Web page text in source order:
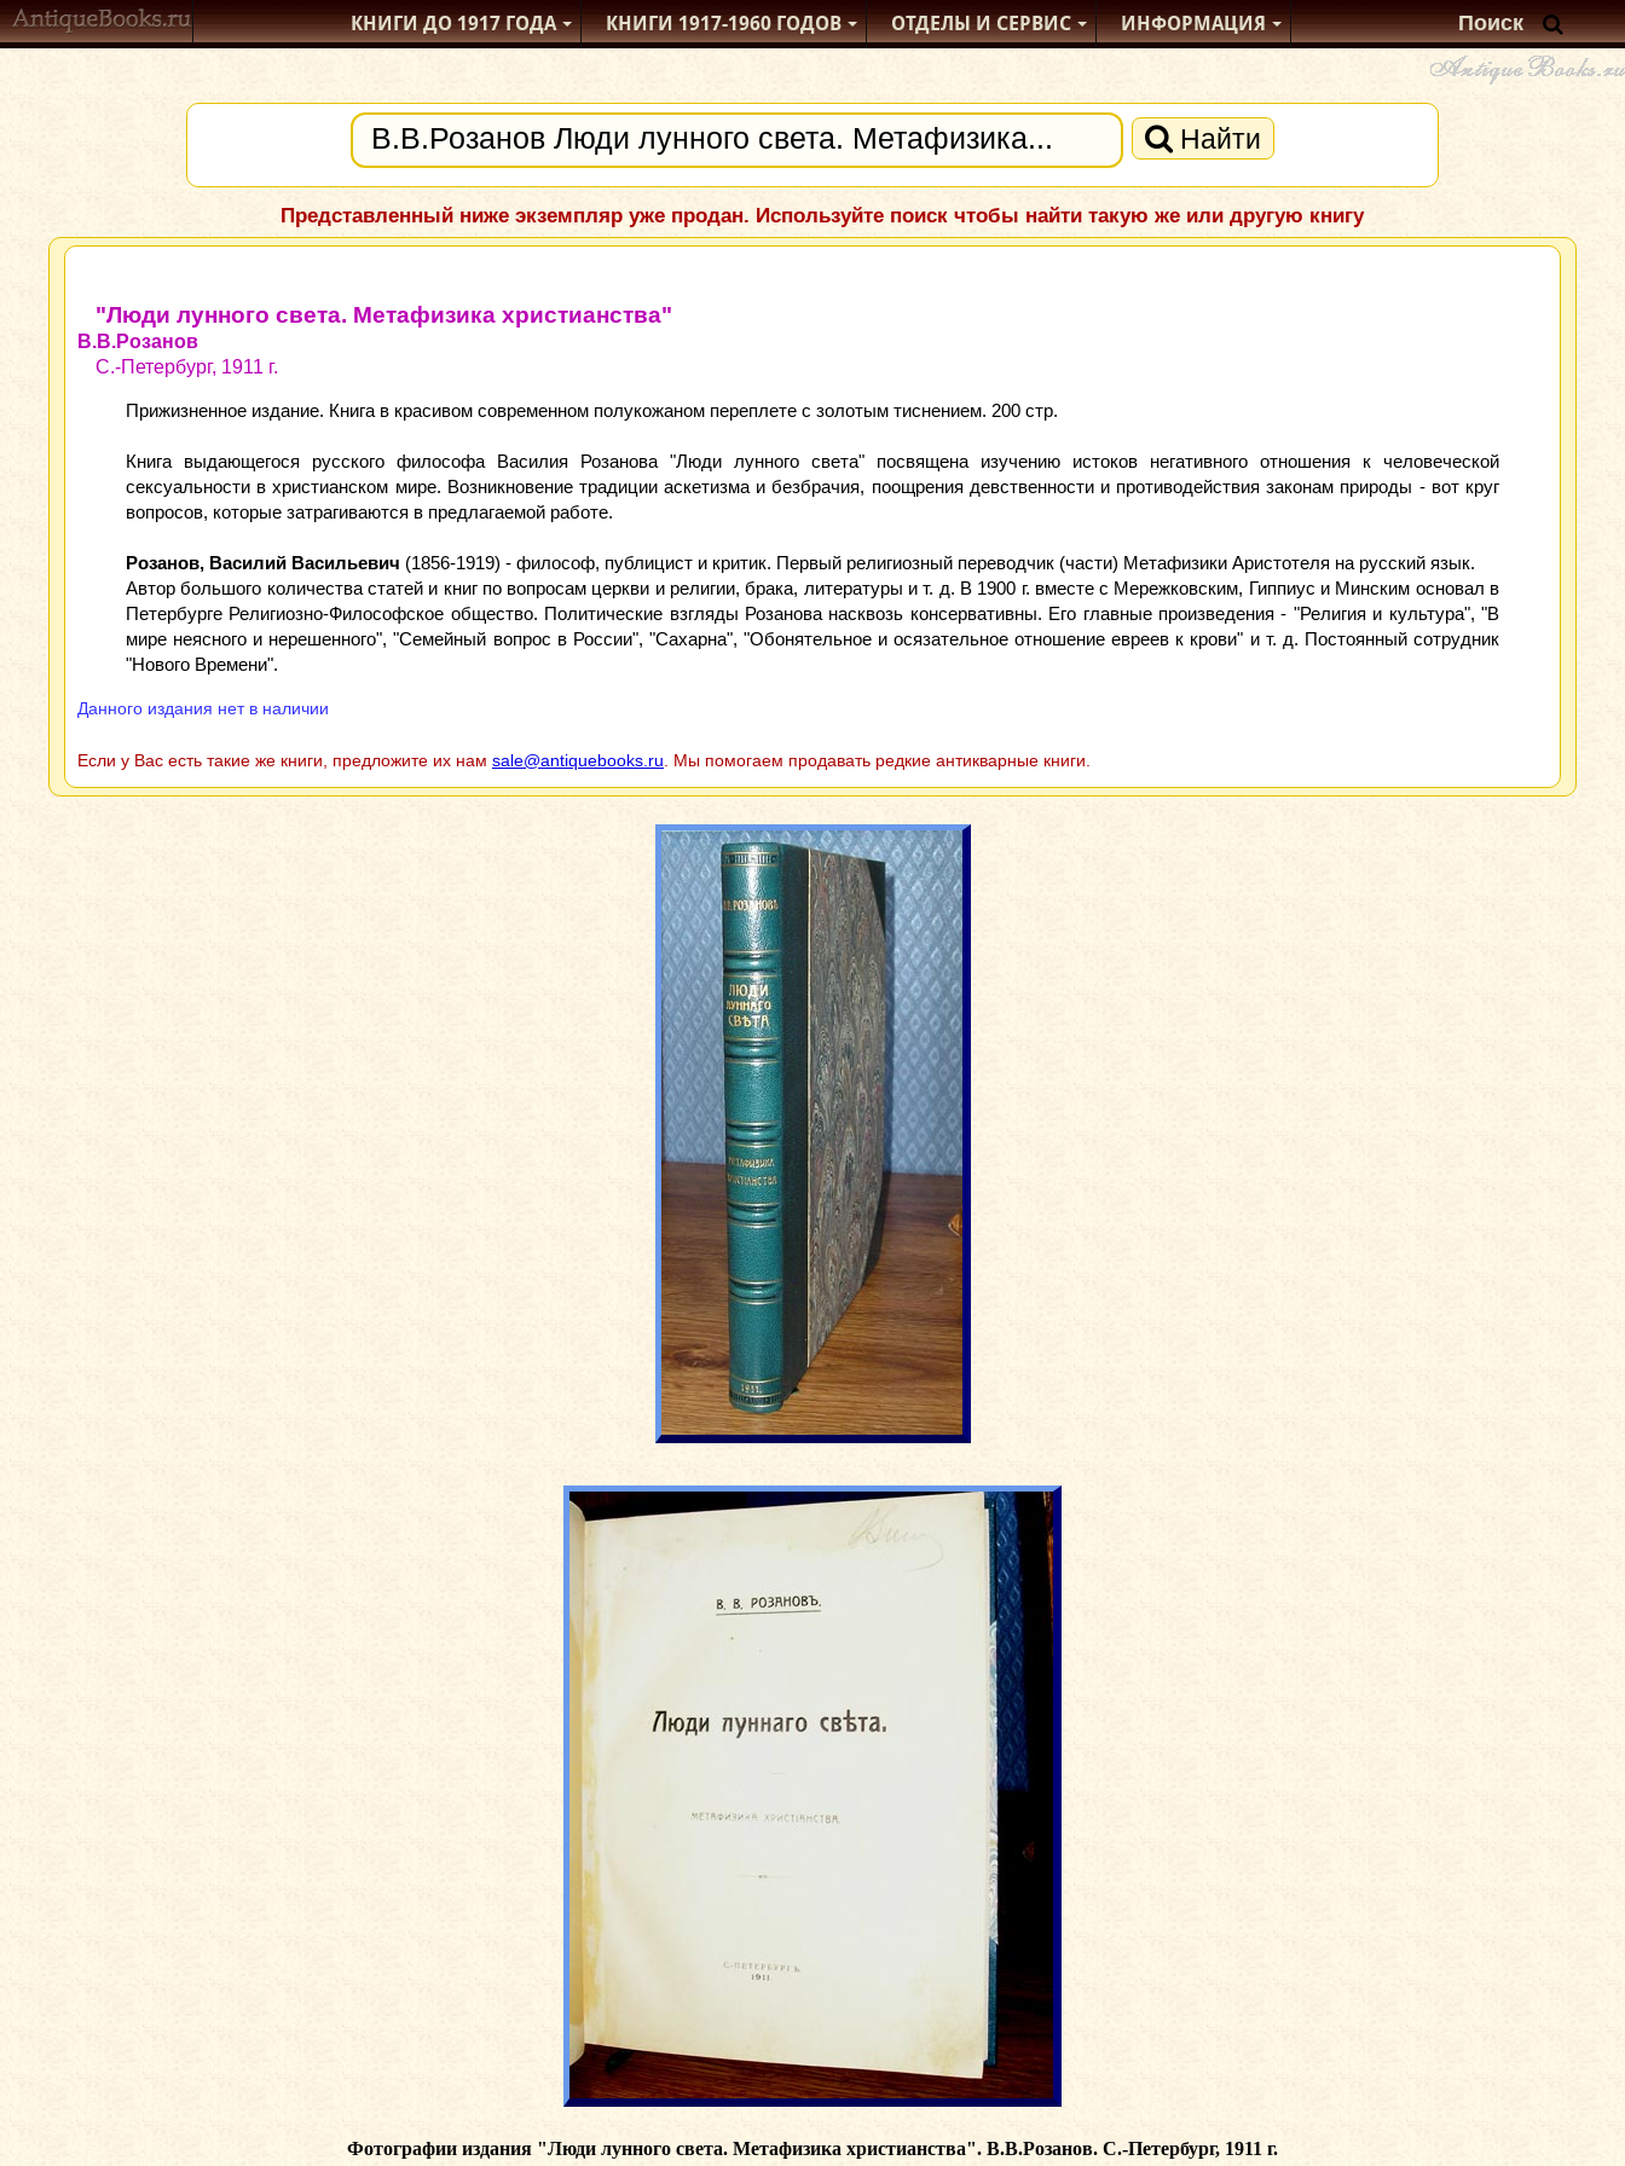
КНИГИ ДО 1917ГОДА КНИГИ1917-1960ГОДОВ ОТДЕЛЫИ СЕРВИС ИНФОРМАЦИЯ
Найти
Представленный ниже экземпляр уже продан. Используйте поиск чтобы найти такую же или другую книгу
"Люди лунного света. Метафизика христианства"
В.В.Розанов
С.-Петербург, 1911 г.
Прижизненное издание. Книга в красивом современном полукожаном переплете с золотым тиснением. 200 стр.
Книга выдающегося русского философа Василия Розанова "Люди лунного света" посвящена изучению истоков негативного отношения к человеческой
сексуальности в христианском мире. Возникновение традиции аскетизма и безбрачия, поощрения девственности и противодействия законам природы - вот круг
вопросов, которые затрагиваются в предлагаемой работе.
Розанов, Василий Васильевич (1856-1919) - философ, публицист и критик. Первый религиозный переводчик (части) Метафизики Аристотеля на русский язык.
Автор большого количества статей и книг по вопросам церкви и религии, брака, литературы и т. д. В 1900 г. вместе с Мережковским, Гиппиус и Минским основал в
Петербурге Религиозно-Философское общество. Политические взгляды Розанова насквозь консервативны. Его главные произведения - "Религия и культура", "В
мире неясного и нерешенного", "Семейный вопрос в России", "Сахарна", "Обонятельное и осязательное отношение евреев к крови" и т. д. Постоянный сотрудник
"Нового Времени".
Данного издания нет в наличии
Если у Вас есть такие же книги, предложите их нам sale@antiquebooks.ru . Мы помогаем продавать редкие антикварные книги.
Фотографии издания "Люди лунного света. Метафизика христианства". В.В.Розанов. С.-Петербург, 1911 г.